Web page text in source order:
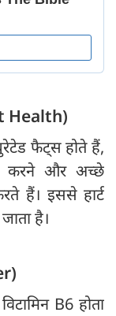
Health)
फैट्स होते हैं,
करने और अच्छे
हैं। इससे हार्ट
है।
B6 होता